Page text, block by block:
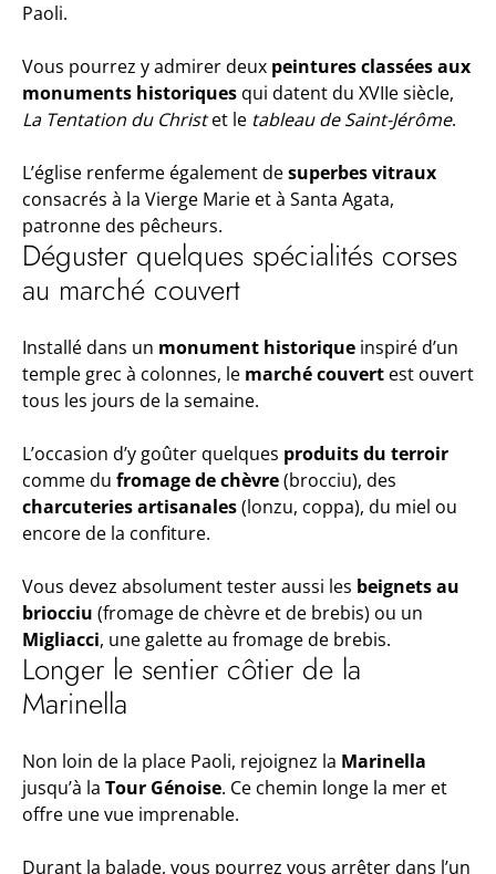
Paoli.
Vous pourrez y admirer deux peintures classées aux
monuments historiques qui datent du XVIIe siècle,
La Tentation du Christet le tableau de Saint-Jérôme.
L’église renferme également desuperbes vitraux
consacrés à la Vierge Marie et à Santa Agata,
patronne des pêcheurs.
Déguster quelques spécialités corses
au marché couvert
Installé dans un monument historique inspiré d’un
temple grec à colonnes, le marché couvert est ouvert
tous les jours de la semaine.
L’occasion d’y goûter quelques produits du terroir
comme du fromage de chèvre(brocciu), des
charcuteries artisanales(lonzu, coppa), du miel ou
encore de la confiture.
Vous devez absolument tester aussi les beignets au
briocciu (fromage de chèvre et de brebis) ou un
Migliacci, une galette au fromage de brebis.
Longer le sentier côtier de la
Marinella
Non loin de la place Paoli, rejoignez la Marinella
jusqu’à la Tour Génoise. Ce chemin longe la mer et
offre une vue imprenable.
Durant la balade, vous pourrez vous arrêter dans l’un